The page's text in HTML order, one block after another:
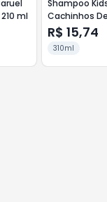
ml
Shampoo
Cachinhos
310ml
R$ 15,74
310ml